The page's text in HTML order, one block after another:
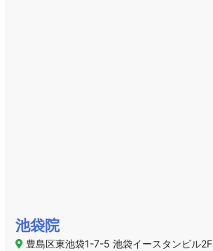
池袋院
豊島区東池袋1-7-5 池袋イースタンビル2F